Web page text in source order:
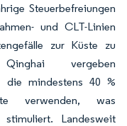
Steuerbefreiungen
und CLT-Linien
zur Küste zu
vergeben
die mindestens 40 %
verwenden, was
Landesweit